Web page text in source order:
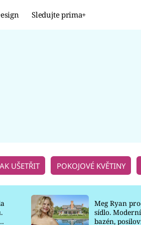
Sledujte prima+
UŠETŘIT POKOJOVÉ KVĚTINY
Meg Ryan
sídlo.
bazén,